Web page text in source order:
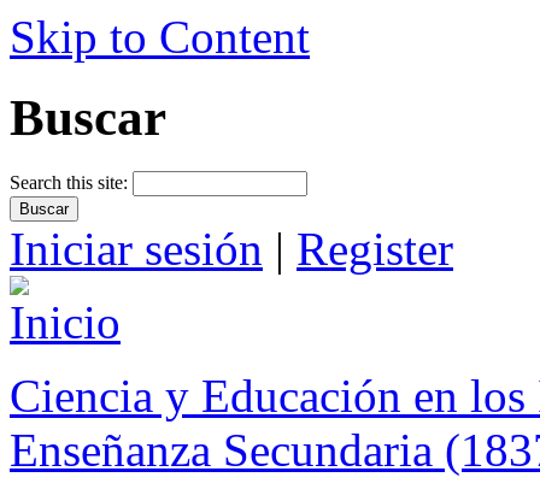
Skip to Content
Buscar
Search this site:
Iniciar sesión | Register
Ciencia y Educación en
Enseñanza Secundaria